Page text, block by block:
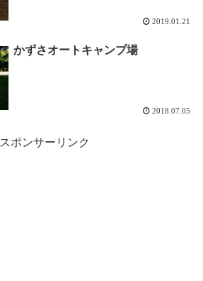
2019.01.21
かずさオートキャンプ場
2018.07.05
スポンサーリンク